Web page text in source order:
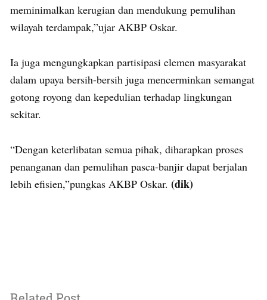
meminimalkan kerugian dan mendukung pemulihan
wilayah terdampak,”ujar AKBP Oskar.
Ia juga mengungkapkan partisipasi elemen masyarakat
dalam upaya bersih-bersih juga mencerminkan semangat
gotong royong dan kepedulian terhadap lingkungan
sekitar.
“Dengan keterlibatan semua pihak, diharapkan proses
penanganan dan pemulihan pasca-banjir dapat berjalan
lebih efisien,”pungkas AKBP Oskar. (dik)